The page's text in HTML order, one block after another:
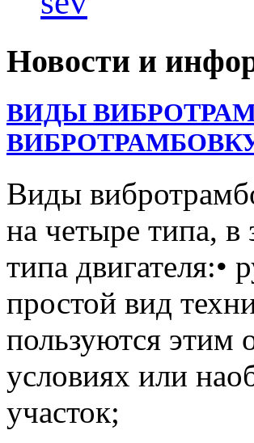
Новости и
ВИДЫ
Виды
на четыре типа, в
типа двигателя:•
простой вид
пользуются этим
условиях или
участок;